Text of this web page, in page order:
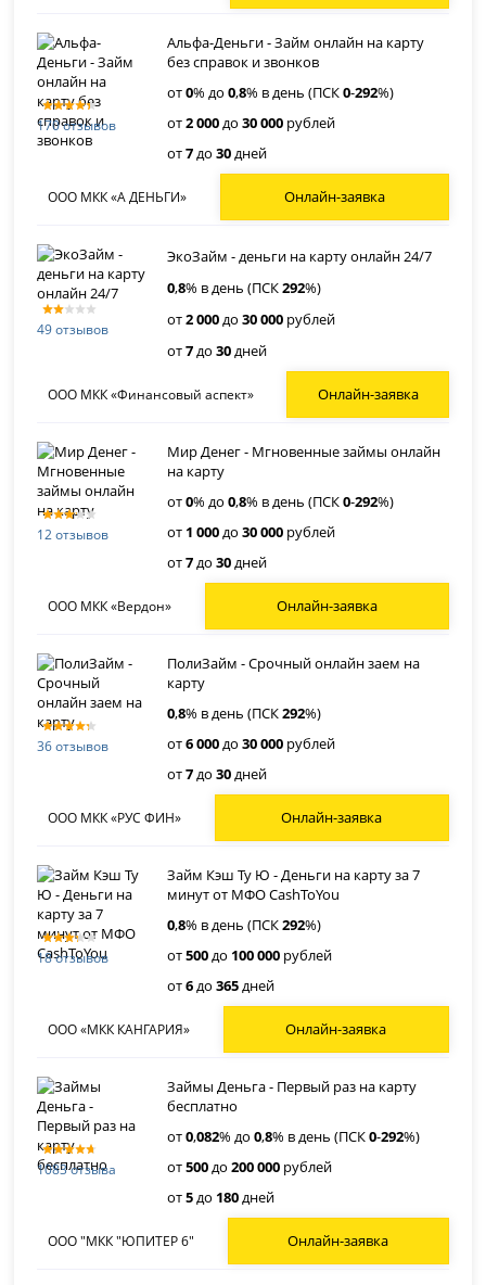
170 отзывов
Альфа-Деньги - Займ онлайн на карту
без справок и звонков
от0% до0,8% в день (ПСК0-292%)
от2 000до30 000 рублей
от7до30дней
ООО МКК «А ДЕНЬГИ» Онлайн-заявка
49 отзывов
ЭкоЗайм - деньги на карту онлайн 24/7
0,8% в день (ПСК292%)
от2 000до30 000 рублей
от7до30дней
ООО МКК «Финансовый аспект» Онлайн-заявка
12 отзывов
Мир Денег - Мгновенные займы онлайн
на карту
от0% до0,8% в день (ПСК0-292%)
от 1 000до30 000 рублей
от7до30дней
ООО МКК «Вердон» Онлайн-заявка
36 отзывов
ПолиЗайм - Срочный онлайн заем на
карту
0,8% в день (ПСК292%)
от6 000до30 000 рублей
от7до30дней
ООО МКК «РУС ФИН» Онлайн-заявка
18 отзывов
Займ Кэш Ту Ю - Деньги на карту за 7
минут от МФО CashToYou
0,8% в день (ПСК292%)
от500до 100 000 рублей
от6до365дней
ООО «МКК КАНГАРИЯ» Онлайн-заявка
1083 отзыва
Займы Деньга - Первый раз на карту
бесплатно
от0,082% до0,8% в день (ПСК0-292%)
от500до200 000 рублей
от5до 180дней
ООО "МКК "ЮПИТЕР 6" Онлайн-заявка